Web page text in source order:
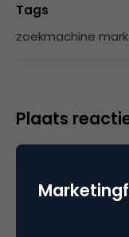
Tags
zoekmachine
Plaats